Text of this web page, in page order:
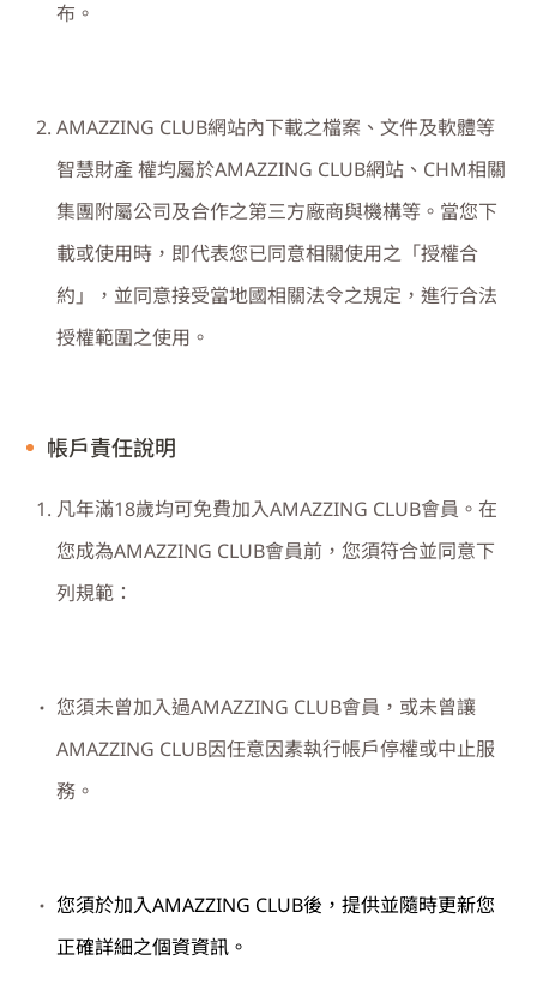
布。
AMAZZING CLUB網站內下載之檔案、文件及軟體等
智慧財產 權均屬於AMAZZING CLUB網站、 CHM相關
集團附屬公司及合作之第三方廠商與機構等。當您下
載或使用時，即代表您已同意相關使用之「授權合
約」，並同意接受當地國相關法令之規定，進行合法
授權範圍之使用。
帳戶責任說明
凡年滿18歲均可免費加入AMAZZING CLUB會員。在
您成為AMAZZING CLUB會員前，您須符合並同意下
列規範：
您須未曾加入過AMAZZING CLUB會員，或未曾讓
AMAZZING CLUB因任意因素執行帳戶停權或中止服
務。
您須於加入AMAZZING CLUB後，提供並隨時更新您
正確詳細之個資資訊。